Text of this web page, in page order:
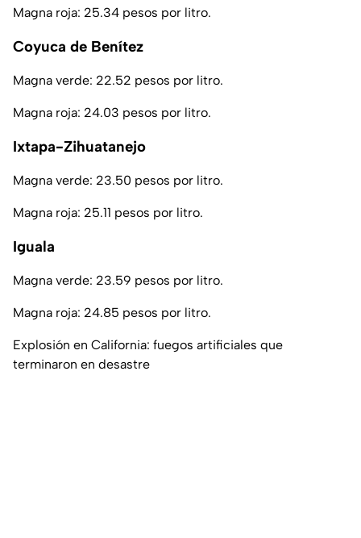
Magna roja: 25.34 pesos por litro.
Coyuca de Benítez
Magna verde: 22.52 pesos por litro.
Magna roja: 24.03 pesos por litro.
Ixtapa-Zihuatanejo
Magna verde: 23.50 pesos por litro.
Magna roja: 25.11 pesos por litro.
Iguala
Magna verde: 23.59 pesos por litro.
Magna roja: 24.85 pesos por litro.
Explosión en California: fuegos artificiales que
terminaron en desastre